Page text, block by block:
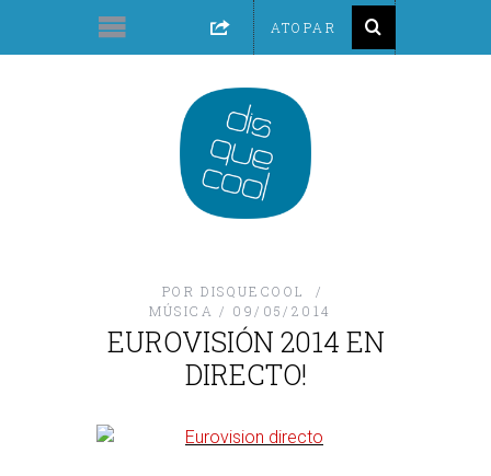
POR DISQUECOOL
MÚSICA
09/05/2014
EUROVISIÓN 2014 EN
DIRECTO!